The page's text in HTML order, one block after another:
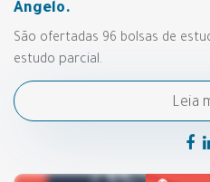
Ângelo.
São ofertadas 96 bolsas de
estudo parcial.
Leia